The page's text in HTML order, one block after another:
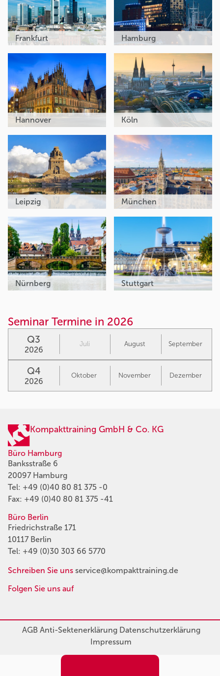
Frankfurt Hamburg
Hannover Köln
Leipzig München
Nürnberg Stuttgart
Seminar Termine in 2026
Q3
2026
Juli August September
Q4
2026
Oktober November Dezember
Kompakttraining GmbH & Co. KG
Büro Hamburg
Banksstraße 6
20097 Hamburg
Tel: +49 (0)40 80 81 375 -0
Fax: +49 (0)40 80 81 375 -41
Büro Berlin
Friedrichstraße 171
10117 Berlin
Tel: +49 (0)30 303 66 5770
Schreiben Sie uns service@kompakttraining.de
Folgen Sie uns auf
AGBAnti-SektenerklärungDatenschutzerklärung
Impressum